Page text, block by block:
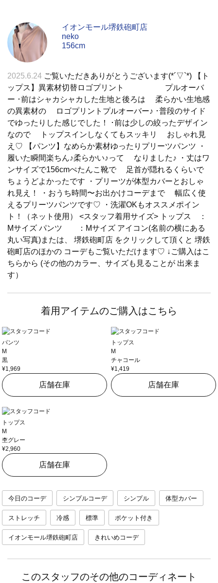
イオンモール堺鉄砲町店
neko
156cm
2025.6.24 ご覧いただきありがとうございます(*´▽`*) 【ト
ップス】異素材切替ロゴプリント プルオーバ
ー ･前はシャカシャカした生地と後ろは 柔らかい生地感
の異素材の ロゴプリントプルオーバー♪ ･普段のサイド
でゆったりした感じでした！ ･前は少しの絞ったデザイン
なので トップスインしなくてもスッキリ おしゃれ見
え♡ 【パンツ】なめらか素材ゆったりプリーツパンツ ・
履いた瞬間楽ちん♪柔らかい♪って なりました♪ ・丈はワ
ンサイズで156cmぺたんこ靴で 足首が隠れるくらいで
ちょうどよかったです ・プリーツが体型カバーとおしゃ
れ見え！ ・おうち時間〜お出かけコーデまで 幅広く使
えるプリーツパンツです♡ ・洗濯OKもオススメポイン
ト！（ネット使用） <スタッフ着用サイズ> トップス ：
Mサイズ パンツ ：Mサイズ アイコン(名前の横にある
丸い写真)または、 堺鉄砲町店 をクリックして頂くと 堺鉄
砲町店のほかの コーデもご覧いただけます♡ ↓ご購入はこ
ちらから (その他のカラー、サイズも見ることが 出来ま
す）
着用アイテムのご購入はこちら
パンツ
M
黒
¥1,969
店舗在庫
トップス
M
チャコール
¥1,419
店舗在庫
トップス
M
杢グレー
¥2,960
店舗在庫
今日のコーデ シンプルコーデ シンプル 体型カバー
ストレッチ 冷感 標準 ポケット付き
イオンモール堺鉄砲町店 きれいめコーデ
このスタッフのその他のコーディネート